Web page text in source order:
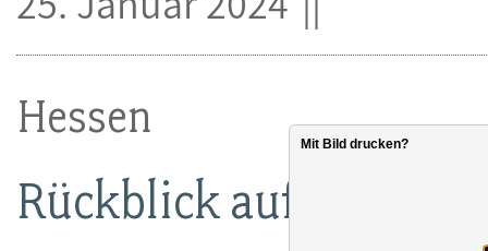
Hessen
Rückblick auf das
Mit Bild drucken?